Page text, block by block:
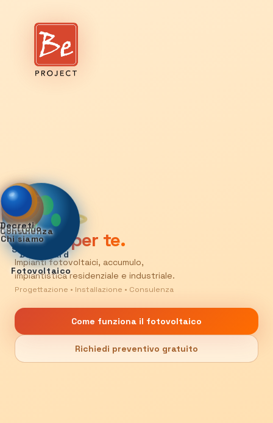
Dashboard
Servizi
Fotovoltaico
Chi siamo
Consulenza
Portfolio
Decreti
Il sole
lavora per te.
Impianti fotovoltaici, accumulo,
impiantistica residenziale e industriale.
Progettazione • Installazione • Consulenza
Come funziona il fotovoltaico
Richiedi preventivo gratuito